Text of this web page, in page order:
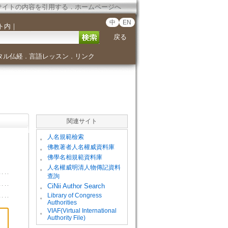
イトの内容を引用する．ホームページへ
内 ｜ 中 EN
戻る
ル仏経． 言語レッスン ． リンク
関連サイト
。 人名規範檢索
。 佛教著者人名權威資料庫
。 佛學名相規範資料庫
。
人名權威明清人物傳記資料
查詢
。
CiNii Author Search
。
Library of Congress
Authorities
。
VIAF(Virtual International
Authority File)